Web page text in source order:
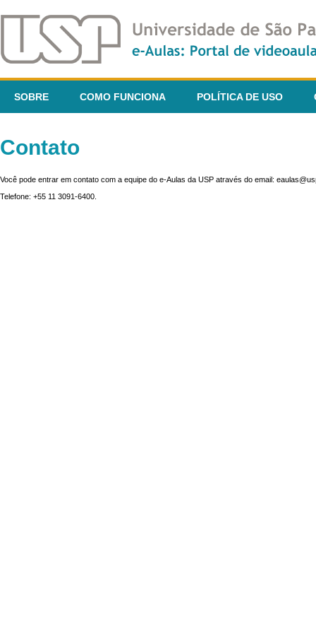
SOBRE COMO FUNCIONA POLÍTICA DE USO
Contato
Você pode entrar em contato com a equipe do e-Aulas da USP através do email:
Telefone: +55 11 3091-6400.